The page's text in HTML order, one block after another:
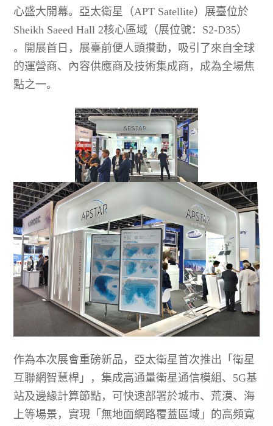
心盛大開幕。亞太衛星（APT Satellite）展臺位於
Sheikh Saeed Hall 2核心區域（展位號：S2-D35）
。開展首日，展臺前便人頭攢動，吸引了來自全球
的運營商、內容供應商及技術集成商，成為全場焦
點之一。
作為本次展會重磅新品，亞太衛星首次推出「衛星
互聯網智慧桿」，集成高通量衛星通信模組、5G基
站及邊緣計算節點，可快速部署於城市、荒漠、海
上等場景，實現「無地面網路覆蓋區域」的高頻寬